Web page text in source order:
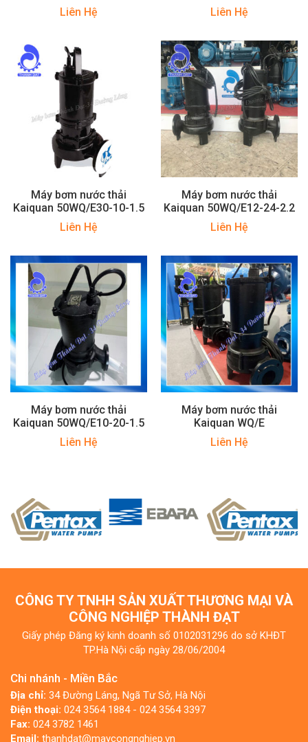
Liên Hệ
Liên Hệ
Máy bơm nước thải
Kaiquan 50WQ/E30-10-1.5
Liên Hệ
Máy bơm nước thải
Kaiquan 50WQ/E12-24-2.2
Liên Hệ
Máy bơm nước thải
Kaiquan 50WQ/E10-20-1.5
Liên Hệ
Máy bơm nước thải
Kaiquan WQ/E
Liên Hệ
CÔNG TY TNHH SẢN XUẤT THƯƠNG MẠI VÀ
CÔNG NGHIỆP THÀNH ĐẠT
Giấy phép Đăng ký kinh doanh số 0102031296 do sở KHĐT
TP.Hà Nội cấp ngày 28/06/2004
Chi nhánh - Miền Bắc
Địa chỉ: 34 Đường Láng, Ngã Tư Sở, Hà Nội
Điện thoại: 024 3564 1884 - 024 3564 3397
Fax: 024 3782 1461
Email: thanhdat@maycongnghiep.vn